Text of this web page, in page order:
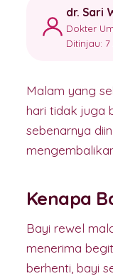
dr. Sari
Dokter
Ditinjau:
Malam yang
hari tidak juga
sebenarnya
Kenapa
Bayi rewel
menerima
berhenti, bayi